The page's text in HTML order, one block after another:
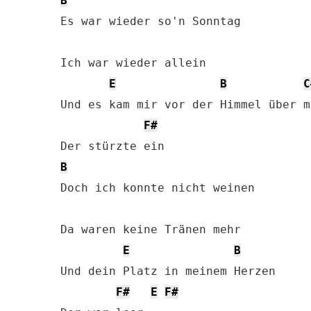
Es war wieder so'n Sonntag
Ich war wieder allein
E
B
Und es kam mir vor der Himmel über
F#
B
Doch ich konnte nicht weinen
Da waren keine Tränen mehr
E
B
Und dein Platz in meinem Herzen
F#
E
F#